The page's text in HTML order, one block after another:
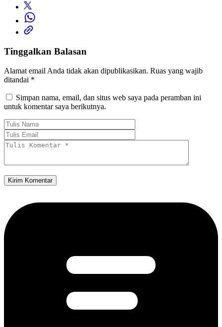
Tinggalkan Balasan
Alamat email Anda tidak akan dipublikasikan. Ruas yang wajib
ditandai *
Simpan nama, email, dan situs web saya pada peramban ini
untuk komentar saya berikutnya.